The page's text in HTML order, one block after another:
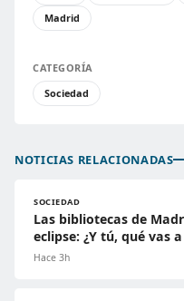
Madrid
CATEGORÍA
Sociedad
NOTICIAS RELACIONADAS
SOCIEDAD
Las bibliotecas de
eclipse: ¿Y tú, qué vas
Hace 3h